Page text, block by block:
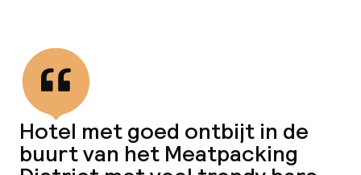
Hotel met goed ontbijt in de
buurt van het Meatpacking